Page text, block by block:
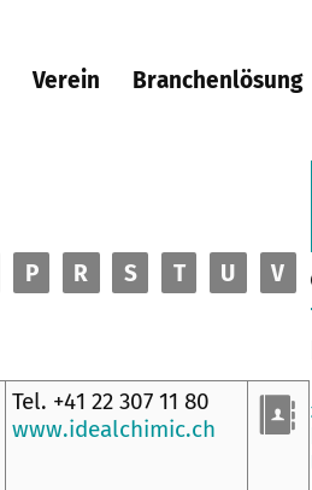
Verein Branchenlösung
P R S T U V
Tel. +41 22 307 11 80
www.idealchimic.ch